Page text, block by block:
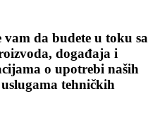
vam da budete u toku sa
događaja i
o upotrebi naših
tehničkih